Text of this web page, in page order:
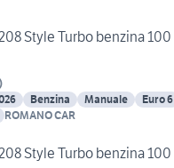
Style Turbo benzina 100
)
Benzina Manuale
Euro 6
ROMANO CAR
Style Turbo benzina 100